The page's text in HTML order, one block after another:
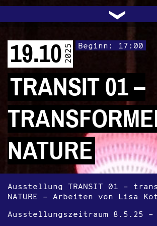
PROGRAMM
ARCHIV
AUDIO|VIDEO
LICHTBLICKE
TRANSIT
OFFENE TÜR
FACEBOOK
INSTAGRAM
KONTAKT
TRAFO
UNTERSTÜTZEN
POLITIK
›
TRANSIT 01 –
NATURE
Beginn: 17:00
19.102025
Ausstellung TRANSIT 01 –
NATURE – Arbeiten von Lisa
Ausstellungszeitraum 8.5.25 –